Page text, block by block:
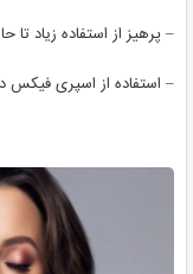
– پرهیز از استفاده زیاد تا
– استفاده از اسپری فیکس